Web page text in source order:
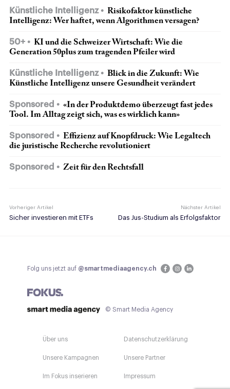
Künstliche Intelligenz
Risikofaktor künstliche
Intelligenz: Wer haftet, wenn Algorithmen versagen?
50+
KI und die Schweizer Wirtschaft: Wie die
Generation 50plus zum tragenden Pfeiler wird
Künstliche Intelligenz
Blick in die Zukunft: Wie
Künstliche Intelligenz unsere Gesundheit verändert
Sponsored
«In der Produktdemo überzeugt fast jedes
Tool. Im Alltag zeigt sich, was es wirklich kann»
Sponsored
Effizienz auf Knopfdruck: Wie Legaltech
die juristische Recherche revolutioniert
Sponsored Zeit für den Rechtsfall
Vorheriger Artikel
Sicher investieren mit ETFs
Nächster Artikel
Das Jus-Studium als Erfolgsfaktor
Folg uns jetzt auf @smartmediaagency.ch
© Smart Media Agency
Über uns
Unsere Kampagnen
Im Fokus inserieren
Datenschutzerklärung
Unsere Partner
Impressum